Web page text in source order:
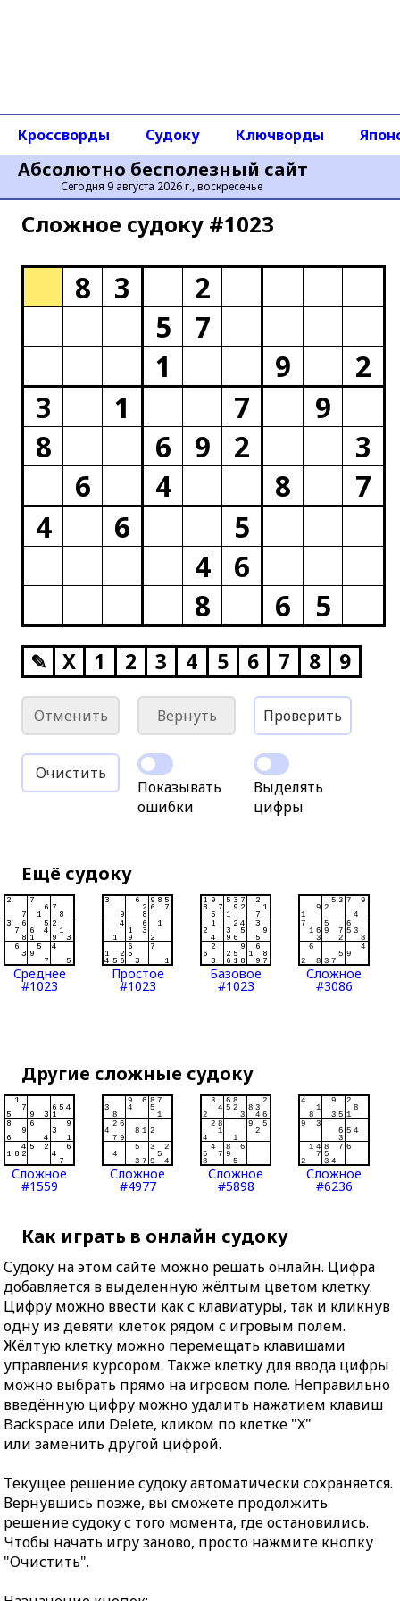
Абсолютно бесполезный сайт
Сегодня 9 августа 2026 г., воскресенье
Кроссворды Судоку Ключворды
Сложное cудоку #1023
8 3
2
5
7
1
9
2
3
1 7
9
8
6 9 2
3
6
4 8
7
4
6
5
4
6
8
6 5
✎ X 1 2 3 4 5 6 7 8 9
Отменить Вернуть Проверить
Очистить
Показывать
ошибки
Выделять
цифры
Ещё судоку
Среднее
#1023
Простое
#1023
Базовое
#1023
Сложное
#3086
Другие сложные судоку
Сложное
#1559
Сложное
#4977
Сложное
#5898
Сложное
#6236
Как играть в онлайн судоку
Судоку на этом сайте можно решать онлайн. Цифра
добавляется в выделенную жёлтым цветом клетку.
Цифру можно ввести как с клавиатуры, так и кликнув
одну из девяти клеток рядом с игровым полем.
Жёлтую клетку можно перемещать клавишами
управления курсором. Также клетку для ввода цифры
можно выбрать прямо на игровом поле. Неправильно
введённую цифру можно удалить нажатием клавиш
Backspace или Delete, кликом по клетке "X"
или заменить другой цифрой.
Текущее решение судоку автоматически сохраняется.
Вернувшись позже, вы сможете продолжить
решение судоку с того момента, где остановились.
Чтобы начать игру заново, просто нажмите кнопку
"Очистить".